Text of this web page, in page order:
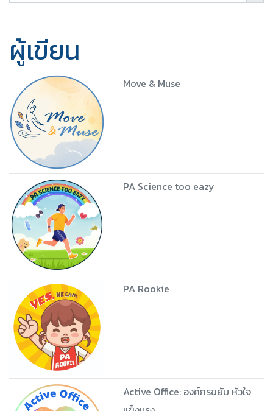
5 ชุด
Download
ผู้เขียน
Move & Muse
PA Science too eazy
PA Rookie
Active Office: องค์กรขยับ หัวใจ